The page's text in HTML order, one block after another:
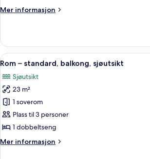
(Free
Mer informasjon
Mer
–
comfort,
balkong
Airport
Transfer)
Åpne
alle
bildene
av
Rom
–
standard,
sjøutsikt
Safe på
5
Rom – standard, balkong, sjøutsikt
Sjøutsikt
23 m²
1 soverom
Plass til 3 personer
1 dobbeltseng
Mer informasjon
Mer